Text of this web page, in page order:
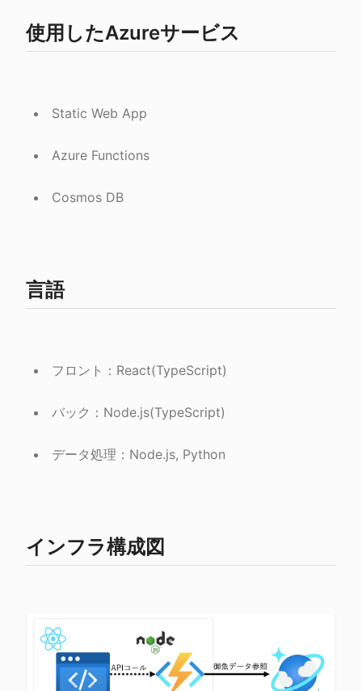
使用したAzureサービス
Static Web App
Azure Functions
Cosmos DB
言語
フロント：React(TypeScript)
バック：Node.js(TypeScript)
データ処理：Node.js, Python
インフラ構成図